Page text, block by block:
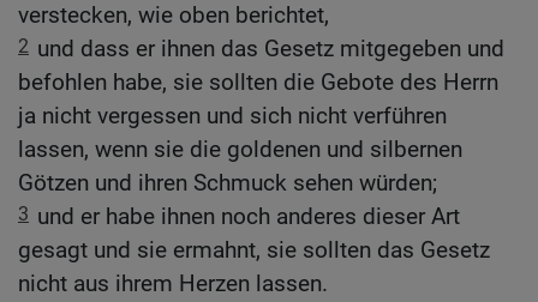
verstecken, wie oben berichtet,
2 und dass er ihnen das Gesetz mitgegeben und
befohlen habe, sie sollten die Gebote des Herrn
ja nicht vergessen und sich nicht verführen
lassen, wenn sie die goldenen und silbernen
Götzen und ihren Schmuck sehen würden;
3 und er habe ihnen noch anderes dieser Art
gesagt und sie ermahnt, sie sollten das Gesetz
nicht aus ihrem Herzen lassen.